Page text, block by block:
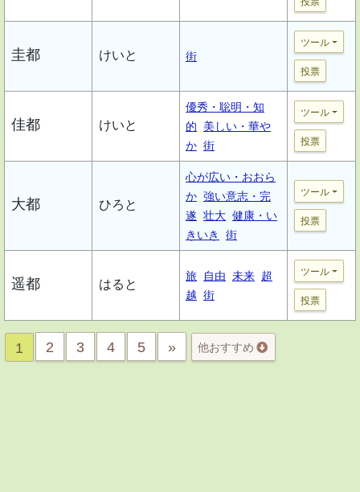
圭都 けいと 街
ツール
投票
佳都 けいと
優秀・聡明・知
的
美しい・華や
か 街
ツール
投票
大都 ひろと
心が広い・おおら
か 強い意志・完
遂 壮大 健康・い
きいき
街
ツール
投票
遥都 はると
旅 自由 未来 超
越 街
ツール
投票
1 2 3 4 5 » 他おすすめ